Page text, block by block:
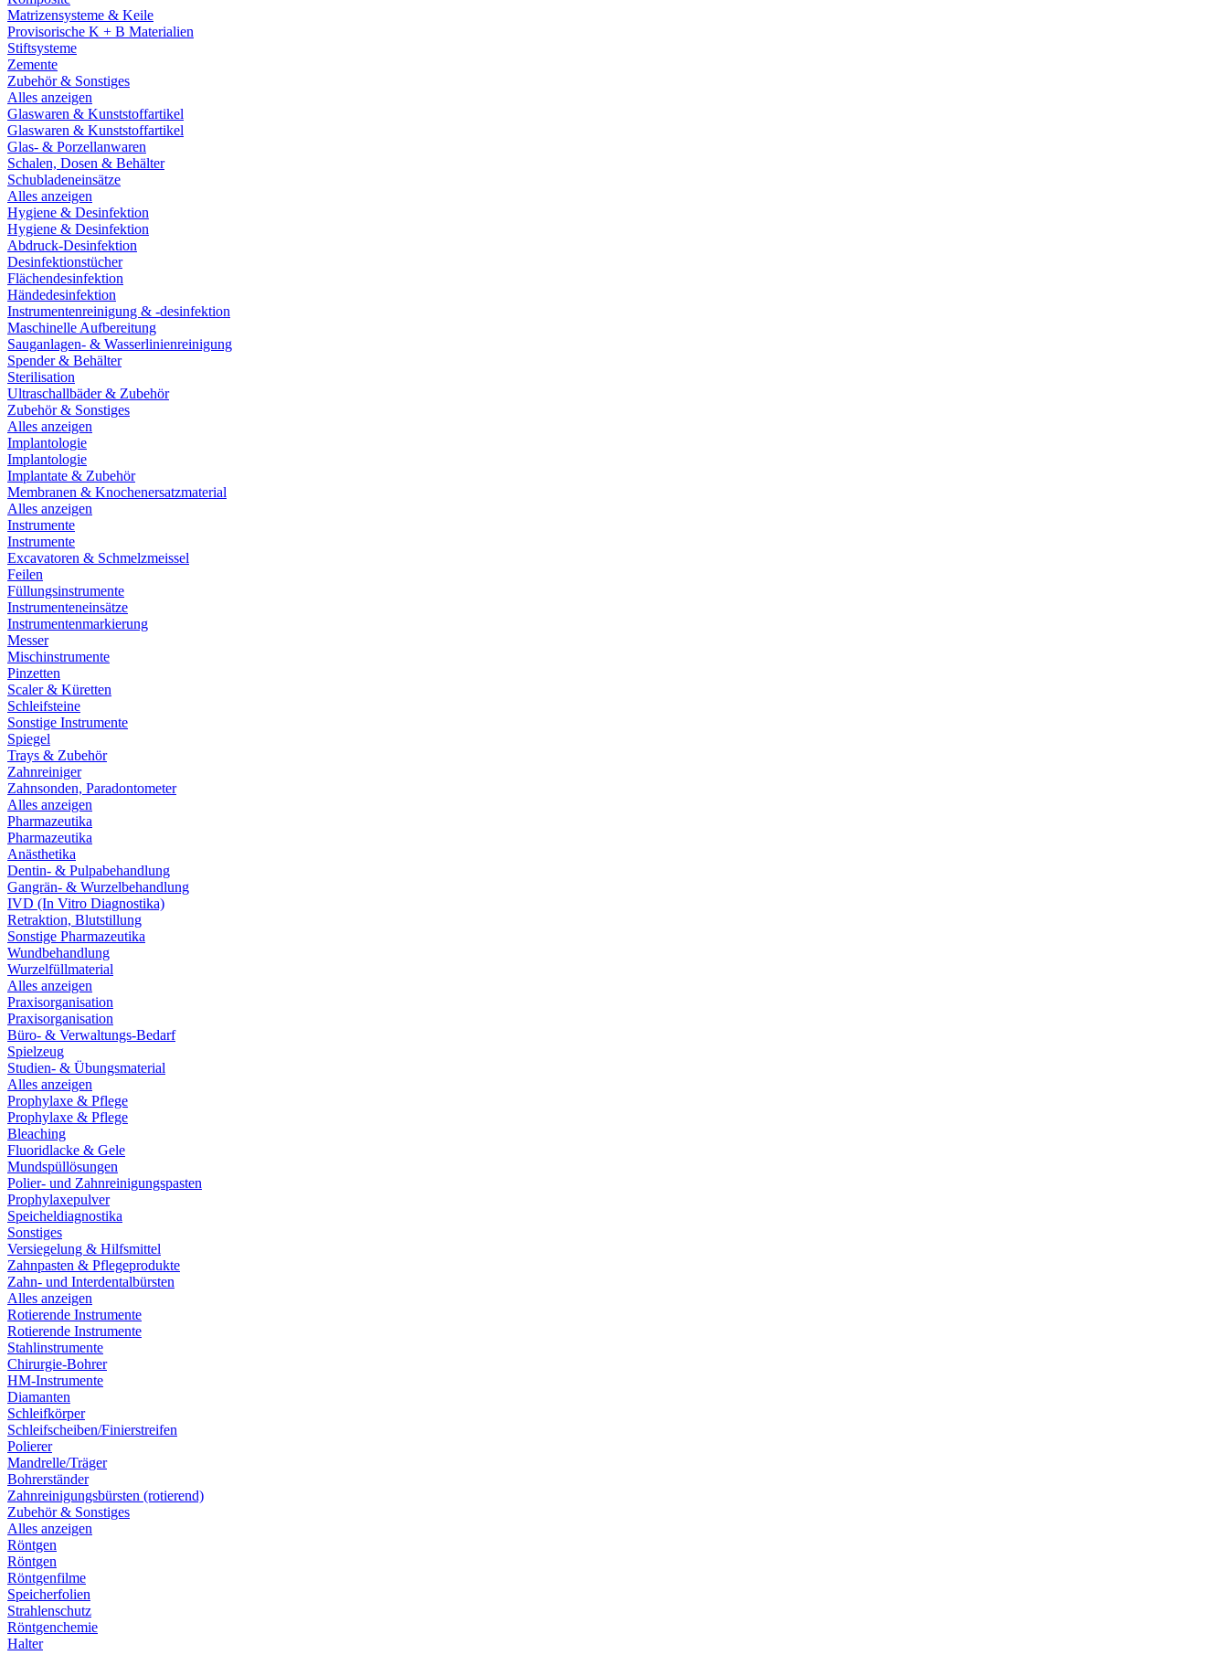
Matrizensysteme & Keile
Provisorische K + B Materialien
Stiftsysteme
Zemente
Zubehör & Sonstiges
Alles anzeigen
Glaswaren & Kunststoffartikel
Glaswaren & Kunststoffartikel
Glas- & Porzellanwaren
Schalen, Dosen & Behälter
Schubladeneinsätze
Alles anzeigen
Hygiene & Desinfektion
Hygiene & Desinfektion
Abdruck-Desinfektion
Desinfektionstücher
Flächendesinfektion
Händedesinfektion
Instrumentenreinigung & -desinfektion
Maschinelle Aufbereitung
Sauganlagen- & Wasserlinienreinigung
Spender & Behälter
Sterilisation
Ultraschallbäder & Zubehör
Zubehör & Sonstiges
Alles anzeigen
Implantologie
Implantologie
Implantate & Zubehör
Membranen & Knochenersatzmaterial
Alles anzeigen
Instrumente
Instrumente
Excavatoren & Schmelzmeissel
Feilen
Füllungsinstrumente
Instrumenteneinsätze
Instrumentenmarkierung
Messer
Mischinstrumente
Pinzetten
Scaler & Küretten
Schleifsteine
Sonstige Instrumente
Spiegel
Trays & Zubehör
Zahnreiniger
Zahnsonden, Paradontometer
Alles anzeigen
Pharmazeutika
Pharmazeutika
Anästhetika
Dentin- & Pulpabehandlung
Gangrän- & Wurzelbehandlung
IVD (In Vitro Diagnostika)
Retraktion, Blutstillung
Sonstige Pharmazeutika
Wundbehandlung
Wurzelfüllmaterial
Alles anzeigen
Praxisorganisation
Praxisorganisation
Büro- & Verwaltungs-Bedarf
Spielzeug
Studien- & Übungsmaterial
Alles anzeigen
Prophylaxe & Pflege
Prophylaxe & Pflege
Bleaching
Fluoridlacke & Gele
Mundspüllösungen
Polier- und Zahnreinigungspasten
Prophylaxepulver
Speicheldiagnostika
Sonstiges
Versiegelung & Hilfsmittel
Zahnpasten & Pflegeprodukte
Zahn- und Interdentalbürsten
Alles anzeigen
Rotierende Instrumente
Rotierende Instrumente
Stahlinstrumente
Chirurgie-Bohrer
HM-Instrumente
Diamanten
Schleifkörper
Schleifscheiben/Finierstreifen
Polierer
Mandrelle/Träger
Bohrerständer
Zahnreinigungsbürsten (rotierend)
Zubehör & Sonstiges
Alles anzeigen
Röntgen
Röntgen
Röntgenfilme
Speicherfolien
Strahlenschutz
Röntgenchemie
Halter